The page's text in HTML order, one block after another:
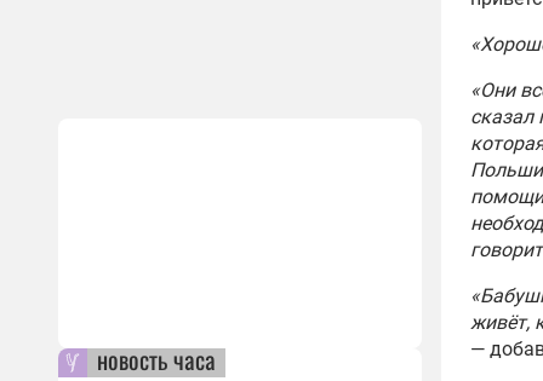
новость часа
10:36
ЕС
10:44
В
«Они
сказал
Польши
живёт,
—